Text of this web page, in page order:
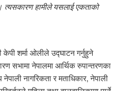
त्यसकारण हामीले यसलाई एकताको
केपी शर्मा ओलीले उद्घाटन गर्नुहुने
सभामा नेपालमा आर्थिक रुपान्तरणका
नेपाली नागरिकता र मताधिकार, नेपाली